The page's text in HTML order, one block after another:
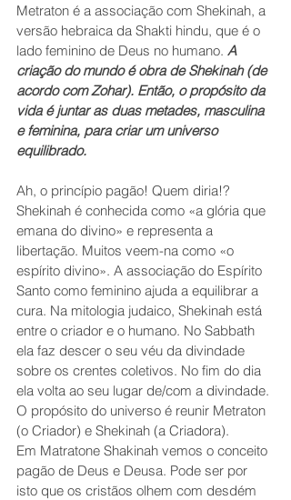
Metraton é a associação com Shekinah, a
versão hebraica da Shakti hindu, que é o
lado feminino de Deus no humano. A
criação do mundo é obra de Shekinah (de
acordo com Zohar). Então, o propósito da
vida é juntar as duas metades, masculina
e feminina, para criar um universo
equilibrado.
Ah, o princípio pagão! Quem diria!?
Shekinah é conhecida como «a glória que
emana do divino» e representa a
libertação. Muitos veem-na como «o
espírito divino». A associação do Espírito
Santo como feminino ajuda a equilibrar a
cura. Na mitologia judaico, Shekinah está
entre o criador e o humano. No Sabbath
ela faz descer o seu véu da divindade
sobre os crentes coletivos. No fim do dia
ela volta ao seu lugar de/com a divindade.
O propósito do universo é reunir Metraton
(o Criador) e Shekinah (a Criadora).
Em Matratone Shakinah vemos o conceito
pagão de Deus e Deusa. Pode ser por
isto que os cristãos olhem com desdém